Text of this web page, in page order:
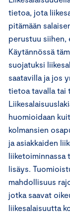
tietoa, jota
pitämään
perustuu siihen,
Käytännössä
suojatuksi
saatavilla ja jos
tietoa tavalla tai
huomioidaan
kolmansien
ja asiakkaiden
liiketoiminnassa
lisäys.
mahdollisuus
jotka saavat
liikesalaisuutta